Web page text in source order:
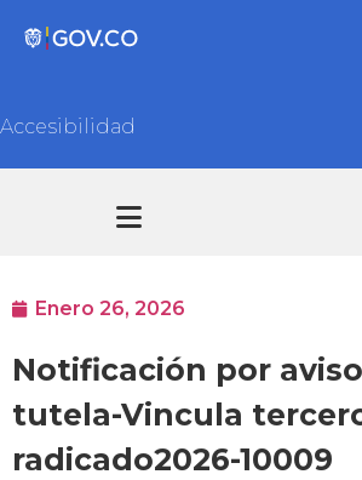
Accesibilidad
Enero 26, 2026
Notificación por
tutela-Vincula
radicado2026-10009